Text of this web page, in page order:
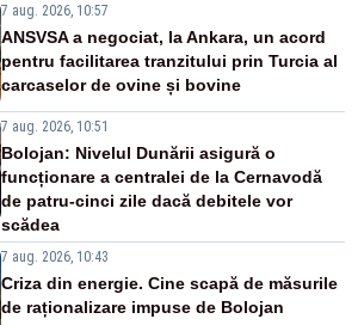
7 aug. 2026, 10:57
ANSVSA a negociat, la Ankara, un acord
pentru facilitarea tranzitului prin Turcia al
carcaselor de ovine și bovine
7 aug. 2026, 10:51
Bolojan: Nivelul Dunării asigură o
funcționare a centralei de la Cernavodă
de patru-cinci zile dacă debitele vor
scădea
7 aug. 2026, 10:43
Criza din energie. Cine scapă de măsurile
de raționalizare impuse de Bolojan